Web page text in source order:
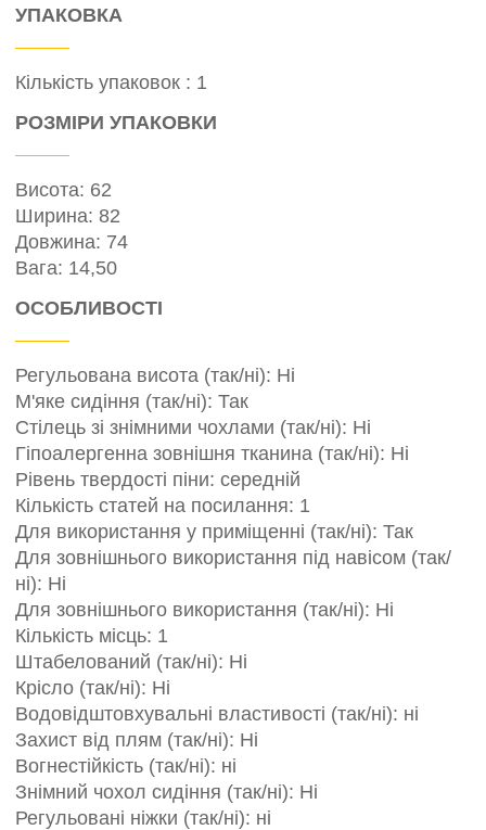
УПАКОВКА
Кількість упаковок : 1
РОЗМІРИ УПАКОВКИ
Висота: 62
Ширина: 82
Довжина: 74
Вага: 14,50
ОСОБЛИВОСТІ
Регульована висота (так/ні): Ні
М'яке сидіння (так/ні): Так
Стілець зі знімними чохлами (так/ні): Ні
Гіпоалергенна зовнішня тканина (так/ні): Ні
Рівень твердості піни: середній
Кількість статей на посилання: 1
Для використання у приміщенні (так/ні): Так
Для зовнішнього використання під навісом (так/
ні): Ні
Для зовнішнього використання (так/ні): Ні
Кількість місць: 1
Штабелований (так/ні): Ні
Крісло (так/ні): Ні
Водовідштовхувальні властивості (так/ні): ні
Захист від плям (так/ні): Ні
Вогнестійкість (так/ні): ні
Знімний чохол сидіння (так/ні): Ні
Регульовані ніжки (так/ні): ні